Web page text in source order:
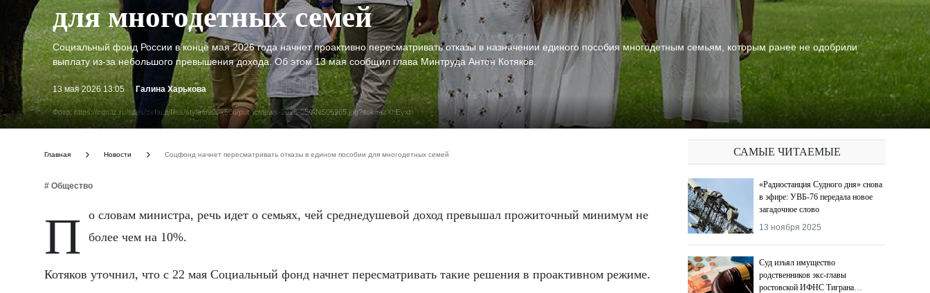
Фото: https://cdn.iz.ru/sites/default/files/styles/900x506/public/news-2026-05/ANS06965.jpg?itok=azXhEyxb
для многодетных семей
Социальный фонд России в конце мая 2026 года начнет проактивно пересматривать отказы в назначении единого пособия многодетным семьям, которым ранее не одобрили
выплату из-за небольшого превышения дохода. Об этом 13 мая сообщил глава Минтруда Антон Котяков.
13 мая 2026 13:05 Галина Харькова
Главная Новости Соцфонд начнет пересматривать отказы в едином пособии для многодетных семей
# Общество
По словам министра, речь идет о семьях, чей среднедушевой доход превышал прожиточный минимум не более чем на 10%.
Котяков уточнил, что с 22 мая Социальный фонд начнет пересматривать такие решения в проактивном режиме.
САМЫЕ ЧИТАЕМЫЕ
«Радиостанция Судного дня» снова
в эфире: УВБ-76 передала новое
загадочное слово
13 ноября 2025
Суд изъял имущество
родственников экс-главы
ростовской ИФНС Тиграна